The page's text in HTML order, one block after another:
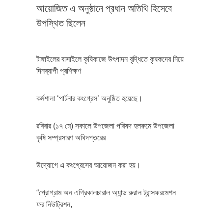
আয়োজিত এ অনুষ্ঠানে প্রধান অতিথি হিসেবে
উপস্থিত ছিলেন
টাঙ্গাইলের বাসাইলে কৃষিকাজে উৎপাদন বৃদ্ধিতে কৃষকদের নিয়ে
দিনব্যাপী প্রশিক্ষণ
কর্মশালা ‘পার্টনার কংগ্রেস’ অনুষ্ঠিত হয়েছে।
রবিবার (১৭ মে) সকালে উপজেলা পরিষদ হলরুমে উপজেলা
কৃষি সম্প্রসারণ অধিদপ্তরের
উদ্যোগে এ কংগ্রেসের আয়োজন করা হয়।
“প্রোগ্রাম অন এগ্রিকালচারাল অ্যান্ড রুরাল ট্রান্সফরমেশন
ফর নিউট্রিশন,